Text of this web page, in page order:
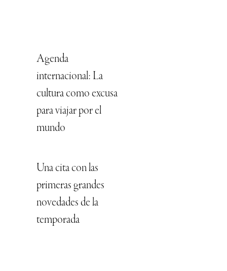
Agenda
internacional: La
cultura como excusa
para viajar por el
mundo
Una cita con las
primeras grandes
novedades de la
temporada